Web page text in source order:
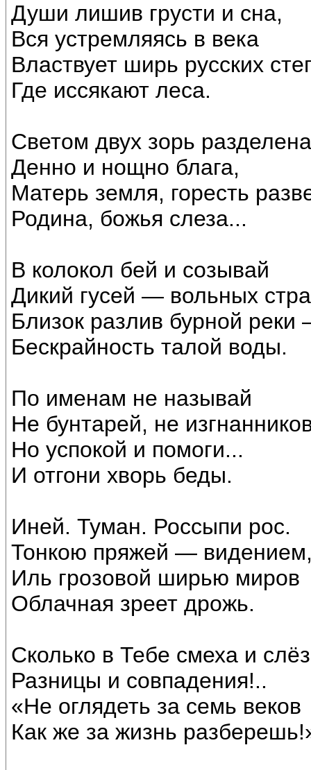
Души лишив грусти и сна,
Вся устремляясь в века
Властвует ширь русских
Где иссякают леса.
Светом двух зорь
Денно и нощно блага,
Матерь земля, горесть
Родина, божья слеза...
В колокол бей и созывай
Дикий гусей — вольных
Близок разлив бурной реки
Бескрайность талой воды.
По именам не называй
Не бунтарей, не
Но успокой и помоги...
И отгони хворь беды.
Иней. Туман. Россыпи рос.
Тонкою пряжей —
Иль грозовой ширью миров
Облачная зреет дрожь.
Сколько в Тебе смеха и
Разницы и совпадения!..
«Не оглядеть за семь веков
Как же за жизнь